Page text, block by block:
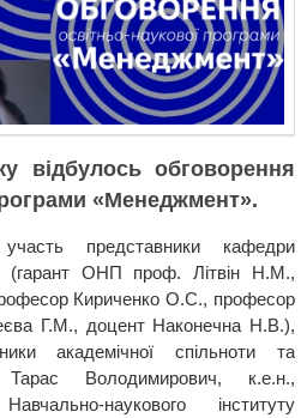
відбулось обговорення
«Менеджмент».
представники кафедри
(гарант ОНП проф. Літвін Н.М.,
Кириченко О.С., професор
Г.М., доцент Наконечна Н.В.),
академічної спільноти та
Тарас Володимирович, к.е.н.,
наукового інституту